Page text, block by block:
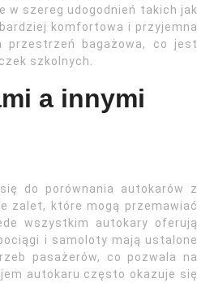
w szereg udogodnień takich jak
komfortowa i przyjemna
przestrzeń bagażowa, co jest
szkolnych.
a innymi
do porównania autokarów z
zalet, które mogą przemawiać
wszystkim autokary oferują
i samoloty mają ustalone
pasażerów, co pozwala na
autokaru często okazuje się